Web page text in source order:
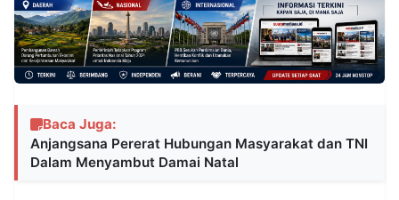
Baca Juga:
Anjangsana Pererat Hubungan Masyarakat dan TNI
Dalam Menyambut Damai Natal